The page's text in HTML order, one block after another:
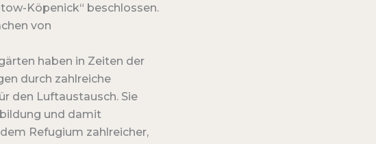
Köpenick“ beschlossen.
von
haben in Zeiten der
durch zahlreiche
den Luftaustausch. Sie
und damit
Refugium zahlreicher,